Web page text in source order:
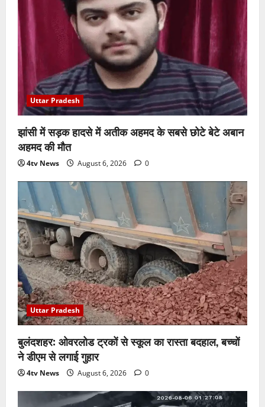
Uttar Pradesh
झांसी में सड़क हादसे में अतीक अहमद के सबसे छोटे बेटे अबान
अहमद की मौत
4tv News August 6, 2026 0
Uttar Pradesh
बुलंदशहर: ओवरलोड ट्रकों से स्कूल का रास्ता बदहाल, बच्चों
ने डीएम से लगाई गुहार
4tv News August 6, 2026 0